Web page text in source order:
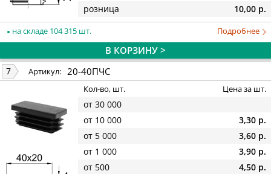
розница
10,00 р.
на складе 104 315 шт. Подробнее
В КОРЗИНУ >
7 Артикул: 20-40ПЧС
Кол-во, шт. Цена за шт.
от 30 000
от 10 000
3,30 р.
от 5 000
3,60 р.
от 1 000
3,90 р.
от 500
4,50 р.